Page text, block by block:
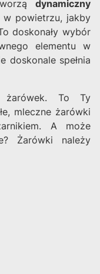
dynamiczny
powietrzu, jakby
doskonały wybór
elementu w
doskonale spełnia
żarówek. To Ty
mleczne żarówki
A może
Żarówki należy